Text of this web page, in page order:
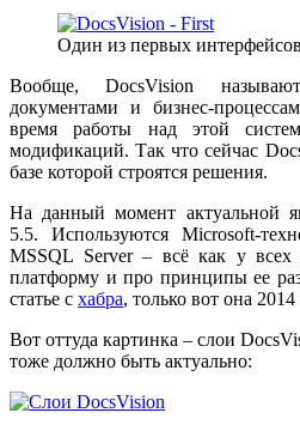
Один из первых интерфейсов
Вообще, DocsVision
документами и бизнес-
время работы над этой
модификаций. Так что сейчас
базе которой строятся решения.
На данный момент актуальной
5.5. Используются Microsoft-
MSSQL Server – всё как у
платформу и про принципы ее
статье с хабра, только вот она
Вот оттуда картинка – слои
тоже должно быть актуально: